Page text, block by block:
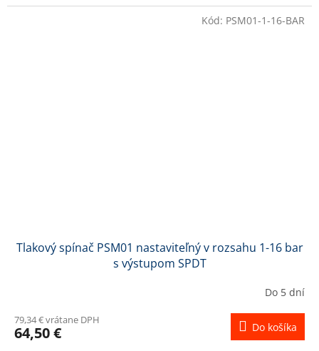
Tlakový spínač PSM01 nastaviteľný v rozsahu 1-16 bar
s výstupom SPDT
Do 5 dní
79,34 € vrátane DPH
64,50 € Do košíka
Kód: PSM01-1-16-BAR